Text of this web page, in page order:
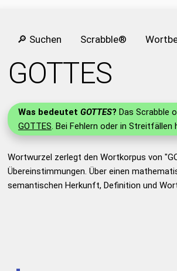
🔎 Suchen Scrabble®
GOTTES
Was bedeutet GOTTES? Das Scrabble
GOTTES. Bei Fehlern oder in Streitfällen
Wortwurzel zerlegt den Wortkorpus von
Übereinstimmungen. Über einen
semantischen Herkunft, Definition und